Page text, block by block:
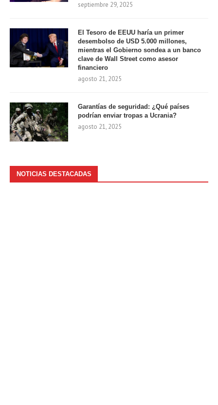
septiembre 29, 2025
El Tesoro de EEUU haría un primer
desembolso de USD 5.000 millones,
mientras el Gobierno sondea a un banco
clave de Wall Street como asesor
financiero
agosto 21, 2025
Garantías de seguridad: ¿Qué países
podrían enviar tropas a Ucrania?
agosto 21, 2025
NOTICIAS DESTACADAS